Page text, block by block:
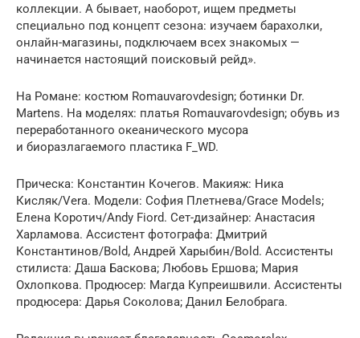
коллекции. А бывает, наоборот, ищем предметы
специально под концепт сезона: изучаем барахолки,
онлайн-магазины, подключаем всех знакомых —
начинается настоящий поисковый рейд».
На Романе: костюм Romauvarovdesign; ботинки Dr.
Martens. На моделях: платья Romauvarovdesign; обувь из
переработанного ­океанического мусора
и биоразлагаемого пластика F_WD.
Прическа: Константин Кочегов. Макияж: Ника
Кисляк/Vera. Модели: София Плетнева/Grace Models;
Елена Коротич/Andy Fiord. Сет-дизайнер: Анастасия
Харламова. Ассистент фотографа: Дмитрий
Константинов/Bold, Андрей Харыбин/Bold. Ассистенты
стилиста: Даша Баскова; Любовь Ершова; Мария
Охлопкова. Продюсер: Магда Купреишвили. Ассистенты
продюсера: Дарья Соколова; Данил Белобрага.